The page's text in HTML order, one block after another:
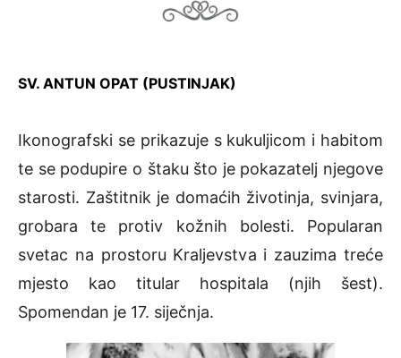
SV. ANTUN OPAT (PUSTINJAK)
Ikonografski se prikazuje s kukuljicom i habitom
te se podupire o štaku što je pokazatelj njegove
starosti. Zaštitnik je domaćih životinja, svinjara,
grobara te protiv kožnih bolesti. Popularan
svetac na prostoru Kraljevstva i zauzima treće
mjesto kao titular hospitala (njih šest).
Spomendan je 17. siječnja.